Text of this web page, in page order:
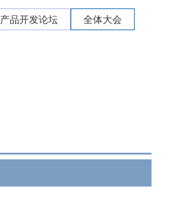
产品开发论坛
全体大会